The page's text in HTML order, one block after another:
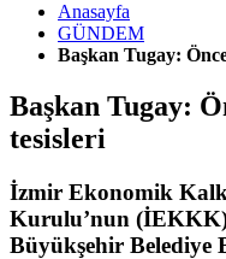
Anasayfa
GÜNDEM
Başkan Tugay:
Başkan Tugay:
tesisleri
İzmir Ekonomik
Kurulu’nun (İEKKK)
Büyükşehir Belediye